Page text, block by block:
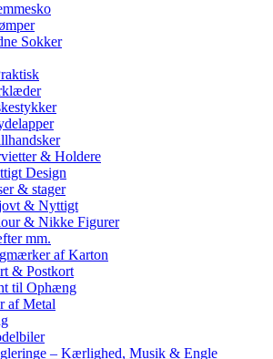
Sokker
& Holdere
Design
& stager
& Nyttigt
& Nikke Figurer
mm.
af Karton
& Postkort
til Ophæng
af Metal
– Kærlighed, Musik & Engle